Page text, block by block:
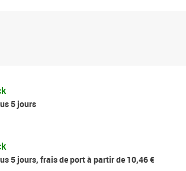
5 jours
5 jours, frais de port à partir de 10,46 €